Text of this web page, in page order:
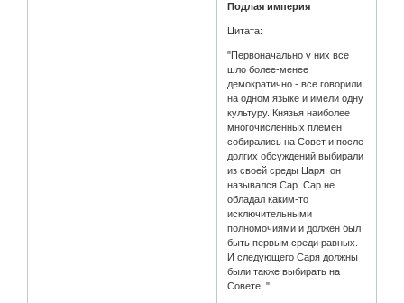
Подлая империя
Цитата:
"Первоначально у них все
шло более-менее
демократично - все говорили
на одном языке и имели одну
культуру. Князья наиболее
многочисленных племен
собирались на Совет и после
долгих обсуждений выбирали
из своей среды Царя, он
назывался Сар. Сар не
обладал каким-то
исключительными
полномочиями и должен был
быть первым среди равных.
И следующего Саря должны
были также выбирать на
Совете. "